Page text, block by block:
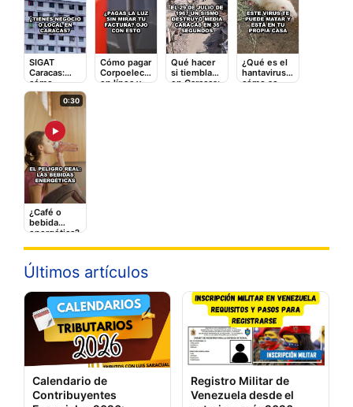
SIGAT
Caracas:
cómo
registrarte y
pagar
impuestos
en línea
Cómo pagar
Corpoelec
en línea y
Qué hacer
si tiembla
en Caracas:
¿Qué es el
hantavirus y
cómo se
▶
0:30
¿Café o
bebida
energética?
hace a tu
corazón
Últimos artículos
Calendario de
Contribuyentes
Registro Militar de
Venezuela desde el